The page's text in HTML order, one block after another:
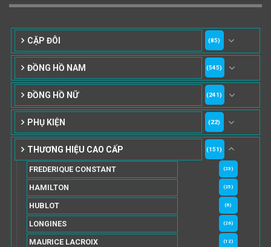
CẶP ĐÔI (85)
ĐỒNG HỒ NAM (545)
ĐỒNG HỒ NỮ (241)
PHỤ KIỆN (22)
THƯƠNG HIỆU CAO CẤP (151)
FREDERIQUE CONSTANT (23)
HAMILTON (25)
HUBLOT (6)
LONGINES (26)
MAURICE LACROIX (12)